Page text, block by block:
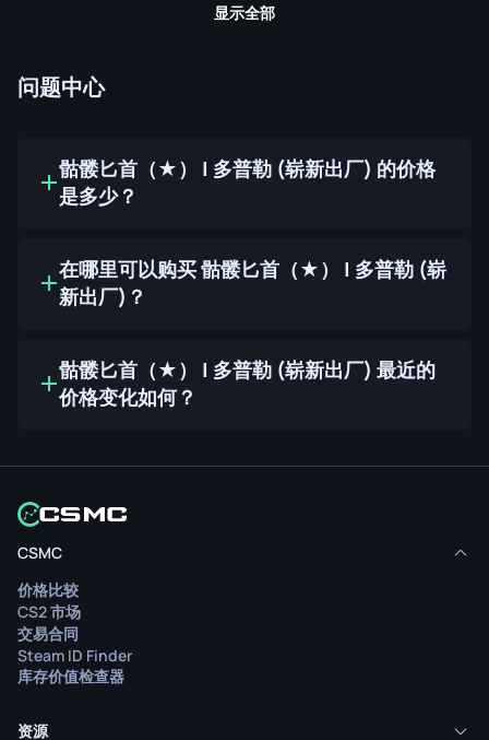
显示全部
问题中心
骷髅匕首（★） | 多普勒 (崭新出厂) 的价格
是多少？
在哪里可以购买 骷髅匕首（★） | 多普勒 (崭
新出厂)？
骷髅匕首（★） | 多普勒 (崭新出厂) 最近的
价格变化如何？
CSMC
价格比较
CS2 市场
交易合同
Steam ID Finder
库存价值检查器
资源